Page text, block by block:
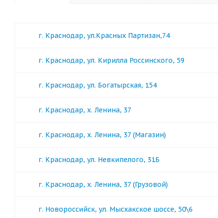
г. Краснодар, ул.Красных Партизан,74
г. Краснодар, ул. Кирилла Россинского, 59
г. Краснодар, ул. Богатырская, 154
г. Краснодар, х. Ленина, 37
г. Краснодар, х. Ленина, 37 (Магазин)
г. Краснодар, ул. Невкипелого, 31Б
г. Краснодар, х. Ленина, 37 (Грузовой)
г. Новороссийск, ул. Мысхакское шоссе, 50\6